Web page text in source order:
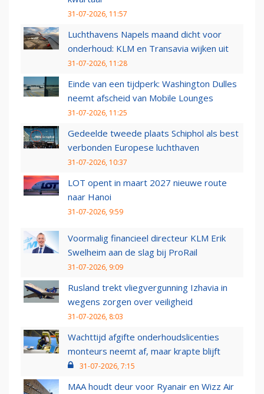
31-07-2026, 11:57
Luchthavens Napels maand dicht voor
onderhoud: KLM en Transavia wijken uit
31-07-2026, 11:28
Einde van een tijdperk: Washington Dulles
neemt afscheid van Mobile Lounges
31-07-2026, 11:25
Gedeelde tweede plaats Schiphol als best
verbonden Europese luchthaven
31-07-2026, 10:37
LOT opent in maart 2027 nieuwe route
naar Hanoi
31-07-2026, 9:59
Voormalig financieel directeur KLM Erik
Swelheim aan de slag bij ProRail
31-07-2026, 9:09
Rusland trekt vliegvergunning Izhavia in
wegens zorgen over veiligheid
31-07-2026, 8:03
Wachttijd afgifte onderhoudslicenties
monteurs neemt af, maar krapte blijft
31-07-2026, 7:15
MAA houdt deur voor Ryanair en Wizz Air